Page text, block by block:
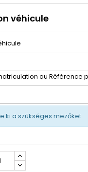
véhicule
ou Référence
ki a szükséges mezőket.